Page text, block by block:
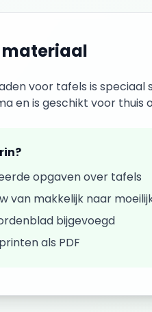
materiaal
voor tafels is speciaal
en is geschikt voor thuis
opgaven over tafels
van makkelijk naar
bijgevoegd
als PDF